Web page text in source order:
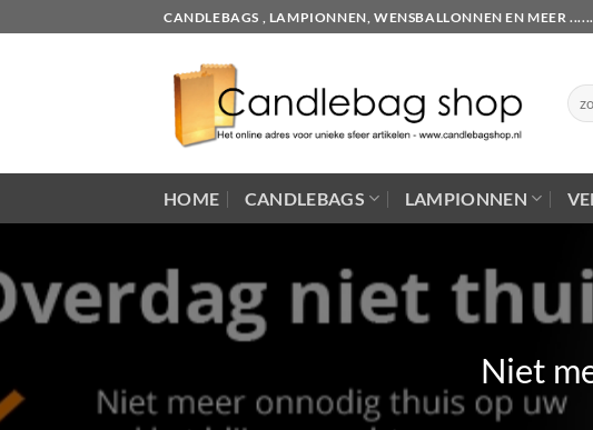
to
CANDLEBAGS , LAMPIONNEN, WENSBALLONNEN EN MEER ......
naar:
HOME CANDLEBAGS LAMPIONNEN
Niet